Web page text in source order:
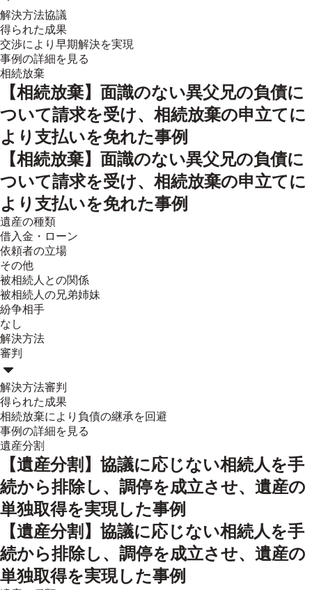
解決方法協議
得られた成果
交渉により早期解決を実現
事例の詳細を見る
相続放棄
【相続放棄】面識のない異父兄の負債に
ついて請求を受け、相続放棄の申立てに
より支払いを免れた事例
【相続放棄】面識のない異父兄の負債に
ついて請求を受け、相続放棄の申立てに
より支払いを免れた事例
遺産の種類
借入金・ローン
依頼者の立場
その他
被相続人との関係
被相続人の兄弟姉妹
紛争相手
なし
解決方法
審判
解決方法審判
得られた成果
相続放棄により負債の継承を回避
事例の詳細を見る
遺産分割
【遺産分割】協議に応じない相続人を手
続から排除し、調停を成立させ、遺産の
単独取得を実現した事例
【遺産分割】協議に応じない相続人を手
続から排除し、調停を成立させ、遺産の
単独取得を実現した事例